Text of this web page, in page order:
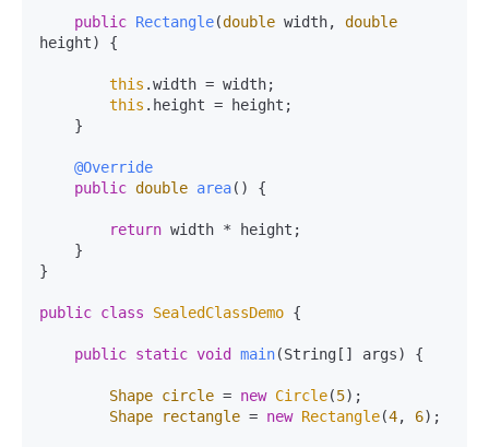
public Rectangle(double width, double
height)
{
this .width = width;
this .height = height;
@Override
public double area() {
return width * height;
}
public class SealedClassDemo {
public static void main(String[] args) {
Shape circle = new Circle(5);
Shape
rectangle = new Rectangle(4, 6);